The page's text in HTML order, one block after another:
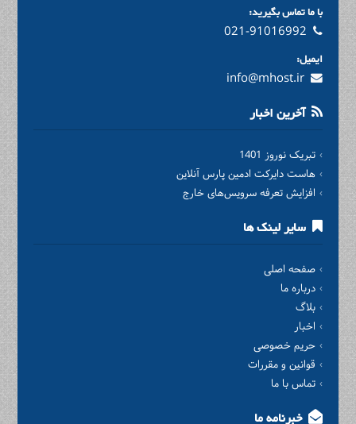
با ما تماس بگیرید:
021-91016992
ایمیل:
info@mhost.ir
آخرین اخبار
تبریک نوروز 1401
هاست دایرکت ادمین پارس آنلاین
افزایش تعرفه سرویس‌های خارج
سایر لینک ها
صفحه اصلی
درباره ما
بلاگ
اخبار
حریم خصوصی
قوانین و مقررات
تماس با ما
خبرنامه ما